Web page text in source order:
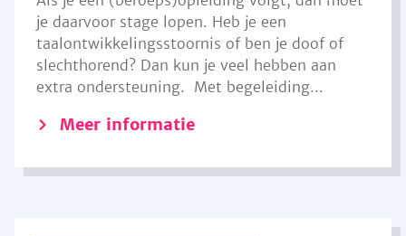
je daarvoor stage lopen. Heb je een
taalontwikkelingsstoornis of ben je doof of
slechthorend? Dan kun je veel hebben aan
extra ondersteuning. Met begeleiding...
Meer informatie